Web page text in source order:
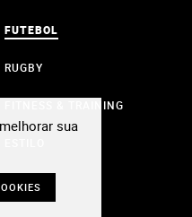
FUTEBOL
RUGBY
FITNESS & TRAINING
sua